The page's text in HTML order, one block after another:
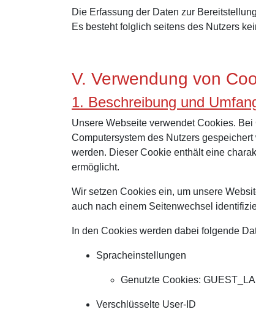
Die Erfassung der Daten zur
Es besteht folglich seitens des Nutzers
V. Verwendung von
1. Beschreibung und
Unsere Webseite verwendet Cookies.
Computersystem des Nutzers
werden. Dieser Cookie enthält eine
ermöglicht.
Wir setzen Cookies ein, um unsere
auch nach einem Seitenwechsel
In den Cookies werden dabei folgende
Spracheinstellungen
Genutzte Cookies:
Verschlüsselte User-ID